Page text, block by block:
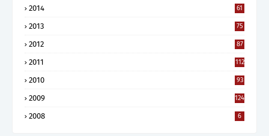
2014 61
2013 75
2012 87
2011 112
2010 93
2009 124
2008 6